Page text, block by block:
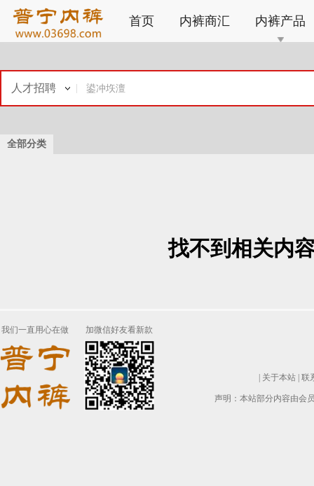
首页 内裤商汇 内裤产品
人才招聘
全部分类
找不到相关内
关于本站 联
声明：本站部分内容由会
我们一直用心在做 加微信好友看新款